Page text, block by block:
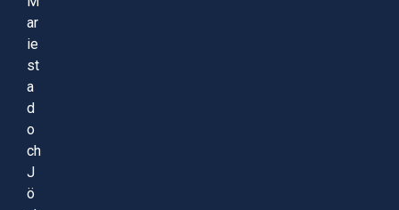
ar
ie
st
a
d
o
ch
J
ö